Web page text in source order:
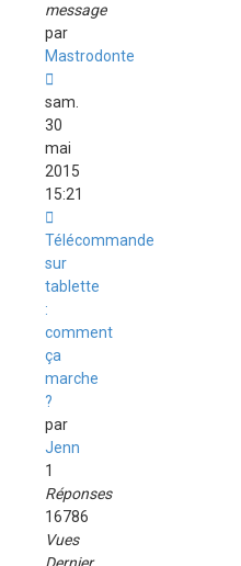
message
par
Mastrodonte
sam.
30
mai
2015
15:21
Télécommande
sur
tablette
:
comment
ça
marche
?
par
Jenn
1
Réponses
16786
Vues